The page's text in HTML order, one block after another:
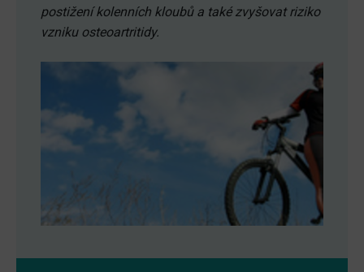
postižení kolenních kloubů a také zvyšovat riziko
vzniku osteoartritidy.